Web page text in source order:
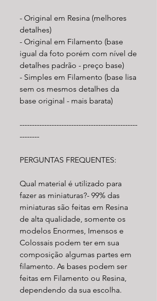
- Original em Resina (melhores
detalhes)
- Original em Filamento (base
igual da foto porém com nível de
detalhes padrão - preço base)
- Simples em Filamento (base lisa
sem os mesmos detalhes da
base original - mais barata)
------------------------------------------------
--------
PERGUNTAS FREQUENTES:
Qual material é utilizado para
fazer as miniaturas?- 99% das
miniaturas são feitas em Resina
de alta qualidade, somente os
modelos Enormes, Imensos e
Colossais podem ter em sua
composição algumas partes em
filamento. As bases podem ser
feitas em Filamento ou Resina,
dependendo da sua escolha.